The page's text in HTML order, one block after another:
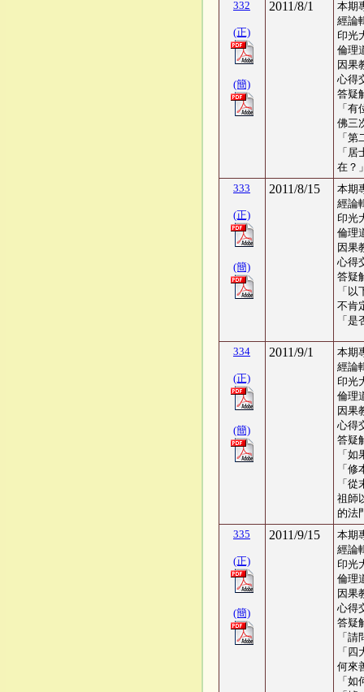
332
(正)
(簡)
2011/8/1
本期
經論
印光
倫理
因果
心得
答疑
「
佛三
「
「
在？
333
(正)
(簡)
2011/8/15
本期
經論
印光
倫理
因果
心得
答疑
「
不肯
「
334
(正)
(簡)
2011/9/1
本期
經論
印光
倫理
因果
心得
答疑
「
「
「
祖師
的法
335
(正)
(簡)
2011/9/15
本期
經論
印光
倫理
因果
心得
答疑
「
「
何來
「